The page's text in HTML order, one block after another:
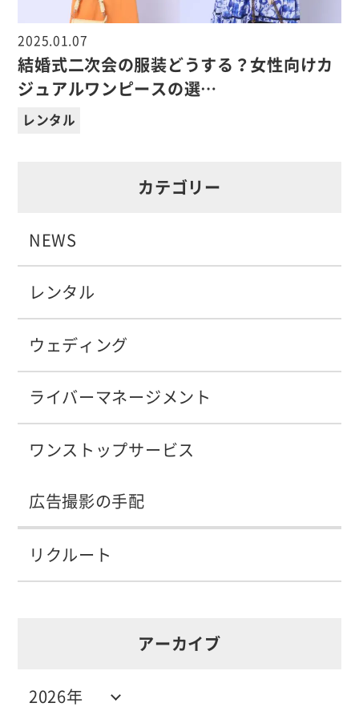
2025.01.07
結婚式二次会の服装どうする？女性向けカ
ジュアルワンピースの選…
レンタル
カテゴリー
NEWS
レンタル
ウェディング
ライバーマネージメント
ワンストップサービス
広告撮影の手配
リクルート
アーカイブ
2026年